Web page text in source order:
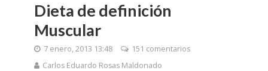
Dieta de definición
Muscular
7 enero, 2013 13:48
151 comentarios
Carlos Eduardo Rosas Maldonado